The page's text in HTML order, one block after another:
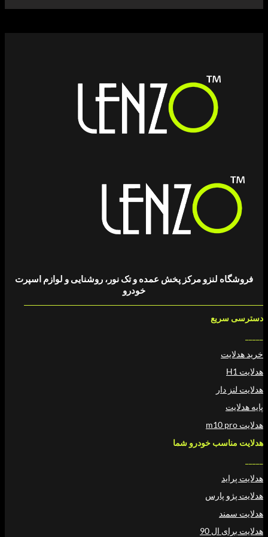
لنزو مرکز پخش عمده و تک نور، روشنایی و لوازم اسپرت
خودرو شما
پارس
90